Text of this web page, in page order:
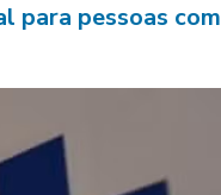
para pessoas com